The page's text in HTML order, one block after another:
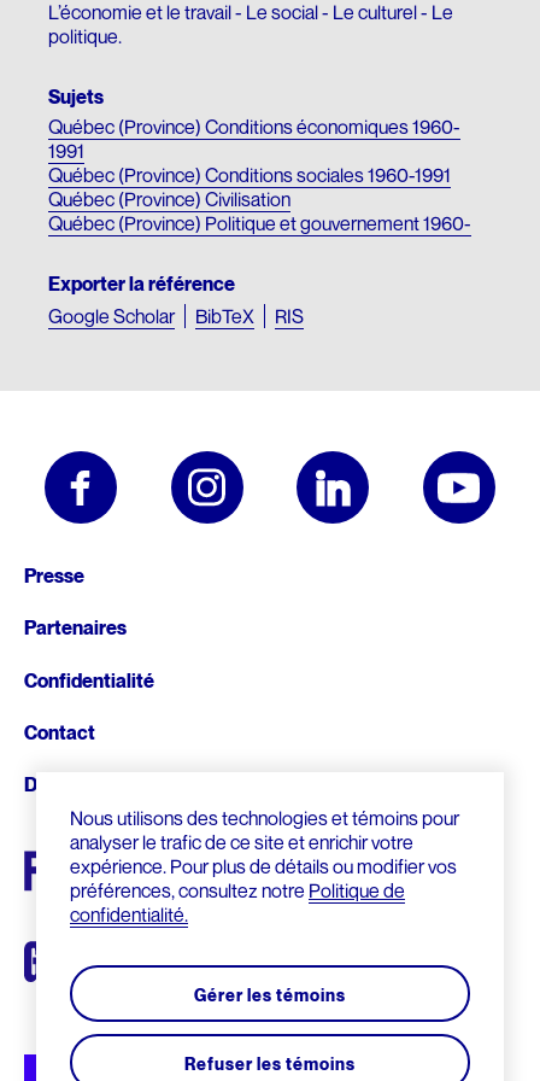
Fonds d’archives
Articles de la Fondation
CULTURE QUÉBÉCOISE
Les prix Lionel-Groulx
Le prix Jean-Éthier-Blais
EXPOSITIONS
De Gaulle et le Québec
ARCHIVES AUDIOVISUELLES
Cours d’histoire donné par Groulx à CKAC
UNE FIGURE MARQUANTE
Nous utilisons des technologies et témoins pour
analyser le trafic de ce site et enrichir votre
expérience. Pour plus de détails ou modifier vos
préférences, consultez notre Politique de
confidentialité.
Gérer les témoins
Refuser les témoins
L’économie et le travail - Le social - Le culturel - Le
politique.
Sujets
Québec (Province) Conditions économiques 1960-
1991
Québec (Province) Conditions sociales 1960-1991
Québec (Province) Civilisation
Québec (Province) Politique et gouvernement 1960-
Exporter la référence
Google Scholar
BibTeX RIS
page
Presse
Partenaires
Confidentialité
Contact
Donnez